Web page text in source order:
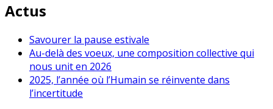
Actus
Savourer la pause estivale
Au-delà des voeux, une composition collective qui
nous unit en 2026
2025, l’année où l’Humain se réinvente dans
l’incertitude